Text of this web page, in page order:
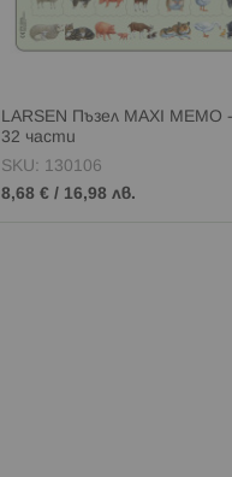
LARSEN Пъзел MAXI МЕМО
32 части
SKU: 130106
8,68 € / 16,98 лв.